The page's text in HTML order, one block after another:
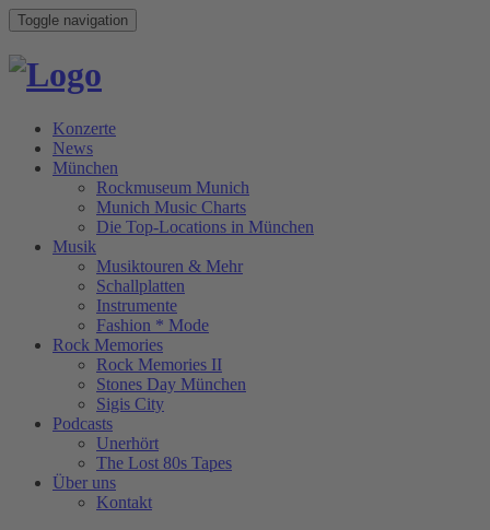
Toggle navigation
Konzerte
News
München
Rockmuseum Munich
Munich Music Charts
Die Top-Locations in München
Musik
Musiktouren & Mehr
Schallplatten
Instrumente
Fashion * Mode
Rock Memories
Rock Memories II
Stones Day München
Sigis City
Podcasts
Unerhört
The Lost 80s Tapes
Über uns
Kontakt